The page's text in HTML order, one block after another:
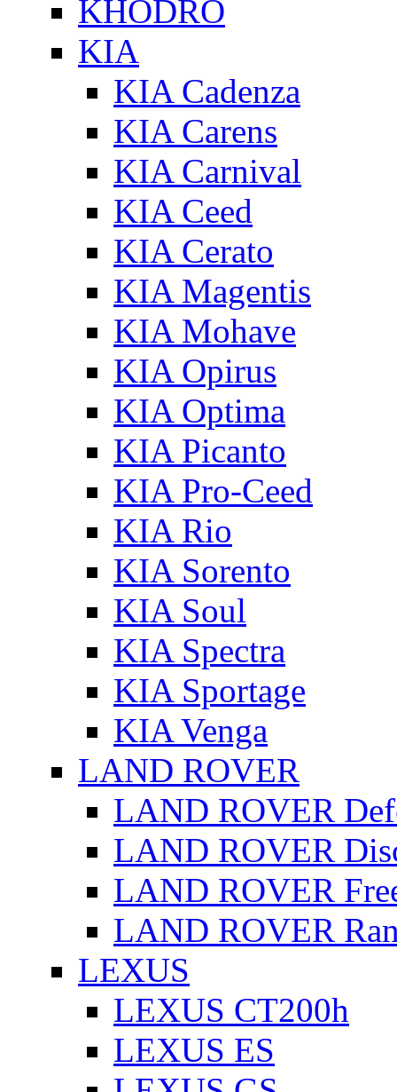
KHODRO
KIA
KIA Cadenza
KIA Carens
KIA Carnival
KIA Ceed
KIA Cerato
KIA Magentis
KIA Mohave
KIA Opirus
KIA Optima
KIA Picanto
KIA Pro-Ceed
KIA Rio
KIA Sorento
KIA Soul
KIA Spectra
KIA Sportage
KIA Venga
LAND ROVER
LAND ROVER
LAND ROVER
LAND ROVER
LAND ROVER
LEXUS
LEXUS CT200h
LEXUS ES